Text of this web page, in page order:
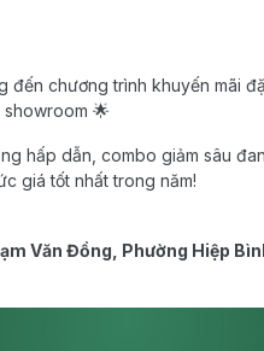
đến chương trình khuyến mãi
🌟
hấp dẫn, combo giảm sâu
giá tốt nhất trong năm!
Văn Đồng, Phường Hiệp